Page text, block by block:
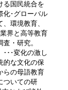
る国民統合を
化･グローバル
環境教育、
界と高等教育
・研究。
･･変化の激し
的な文化の保
らの母語教育
ついての研